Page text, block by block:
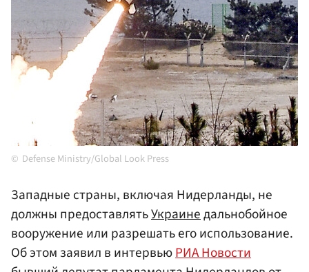
Defense Ministry/Global Look Press
Западные страны, включая Нидерланды, не
должны предоставлятьУкраинедальнобойное
вооружение или разрешать его использование.
Об этом заявил в интервьюРИА Новости